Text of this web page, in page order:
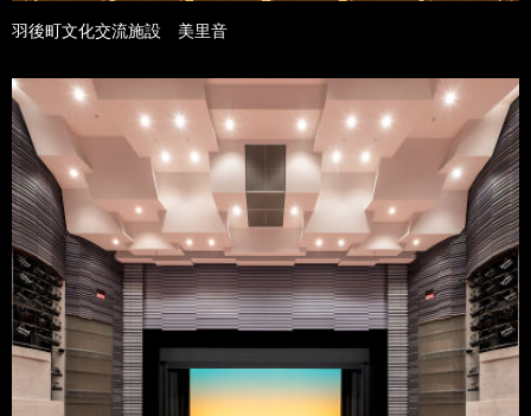
羽後町文化交流施設 美里音